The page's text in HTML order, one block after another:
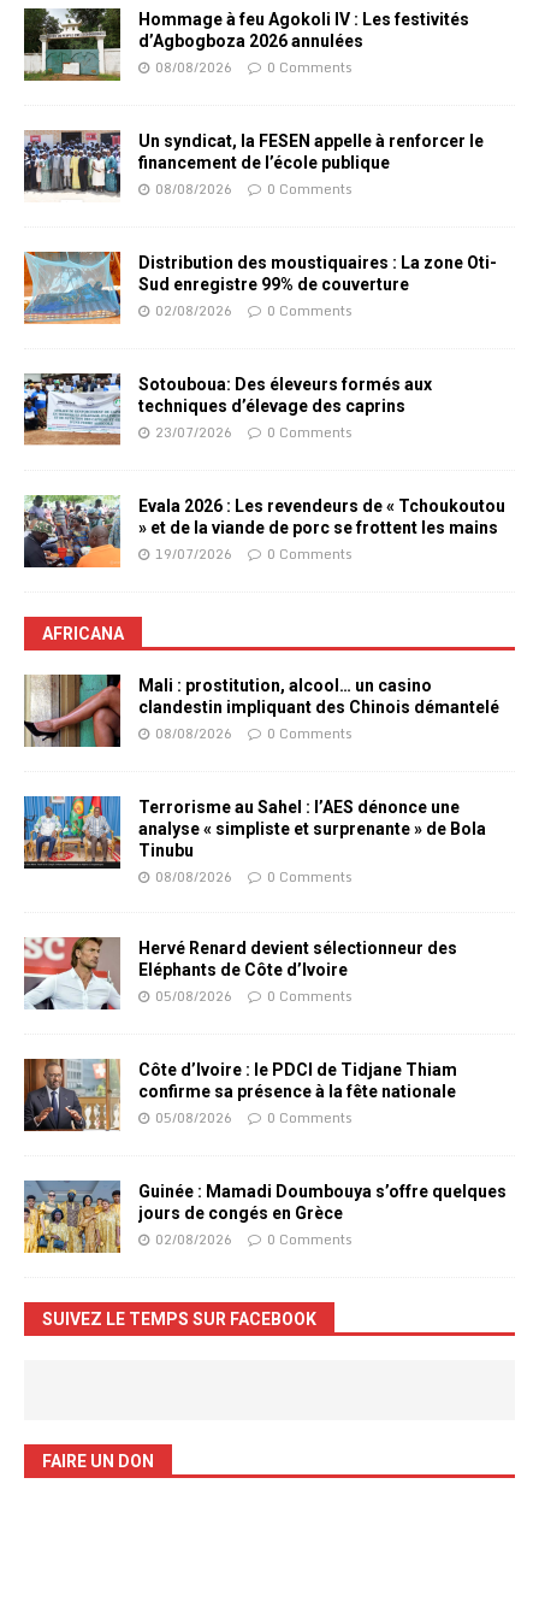
Hommage à feu Agokoli IV : Les festivités
d’Agbogboza 2026 annulées
08/08/2026 0 Comments
Un syndicat, la FESEN appelle à renforcer le
financement de l’école publique
08/08/2026 0 Comments
Distribution des moustiquaires : La zone Oti-
Sud enregistre 99% de couverture
02/08/2026 0 Comments
Sotouboua: Des éleveurs formés aux
techniques d’élevage des caprins
23/07/2026 0 Comments
Evala 2026 : Les revendeurs de « Tchoukoutou
» et de la viande de porc se frottent les mains
19/07/2026 0 Comments
AFRICANA
Mali : prostitution, alcool… un casino
clandestin impliquant des Chinois démantelé
08/08/2026 0 Comments
Terrorisme au Sahel : l’AES dénonce une
analyse « simpliste et surprenante » de Bola
Tinubu
08/08/2026 0 Comments
Hervé Renard devient sélectionneur des
Eléphants de Côte d’Ivoire
05/08/2026 0 Comments
Côte d’Ivoire : le PDCI de Tidjane Thiam
confirme sa présence à la fête nationale
05/08/2026 0 Comments
Guinée : Mamadi Doumbouya s’offre quelques
jours de congés en Grèce
02/08/2026 0 Comments
SUIVEZ LE TEMPS SUR FACEBOOK
FAIRE UN DON